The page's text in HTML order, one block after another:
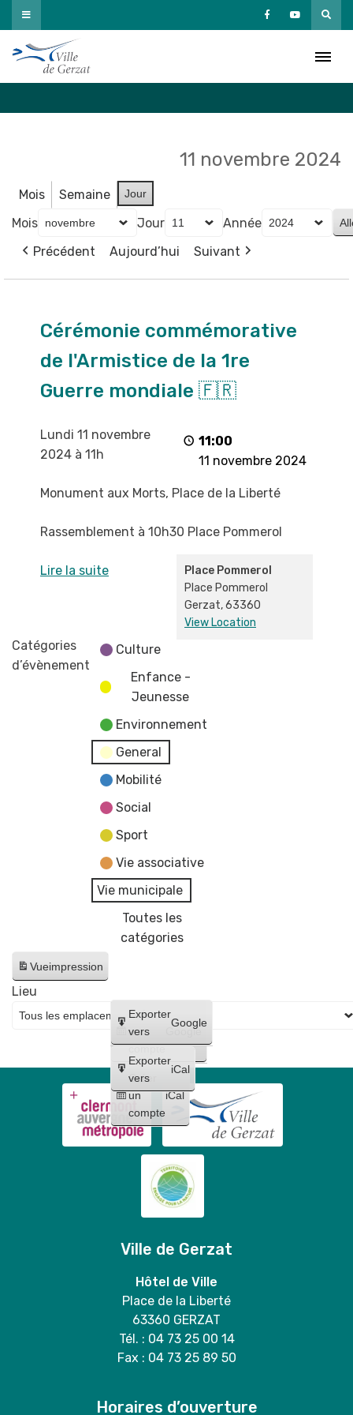
Passer
au
contenu
11 novembre 2024
Mois Semaine Jour
Mois Jour
Année
Précédent
Aujourd’hui Suivant
commémorative
l'Armistice
Guerre
mondiale
Cérémonie commémorative
de l'Armistice de la 1re
Guerre mondiale 🇫🇷
11:00
11 novembre 2024
Lundi 11 novembre
2024 à 11h
Monument aux Morts, Place de la Liberté
Rassemblement à 10h30 Place Pommerol
Place Pommerol
Place Pommerol
Gerzat,63360
View Location
Lire la suite
Catégories
d’évènement
Culture
Enfance -
Jeunesse
Environnement
General
Mobilité
Social
Sport
Vie associative
Vie municipale
Toutes les
catégories
Vueimpression
Créer
un
compte
Google
Créer
un
compte
iCal
Exporter
vers
Google
Exporter
vers
iCal
Lieu
Ville de Gerzat
Hôtel de Ville
Place de la Liberté
63360 GERZAT
Tél. : 04 73 25 00 14
Fax : 04 73 25 89 50
Horaires d’ouverture